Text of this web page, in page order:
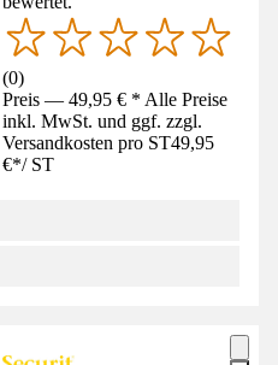
(0)
Preis — 49,95 € * Alle Preise
inkl. MwSt. und ggf. zzgl.
Versandkosten pro ST49,95
€*/ ST